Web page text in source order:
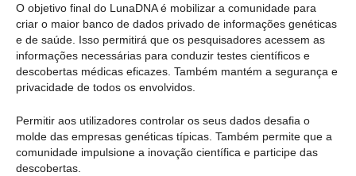
O objetivo final do LunaDNA é mobilizar a comunidade para
criar o maior banco de dados privado de informações genéticas
e de saúde. Isso permitirá que os pesquisadores acessem as
informações necessárias para conduzir testes científicos e
descobertas médicas eficazes. Também mantém a segurança e
privacidade de todos os envolvidos.
Permitir aos utilizadores controlar os seus dados desafia o
molde das empresas genéticas típicas. Também permite que a
comunidade impulsione a inovação científica e participe das
descobertas.